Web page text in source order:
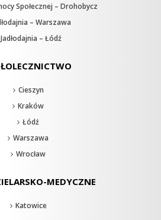
Społecznej – Drohobycz
– Warszawa
Jadłodajnia – Łódź
Cieszyn
Kraków
Łódź
Warszawa
Wrocław
MEDYCZNE
Katowice